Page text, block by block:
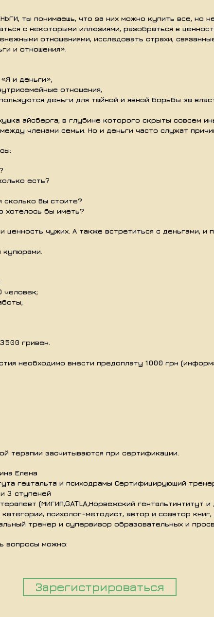
ты понимаешь, что за них можно купить все, но
с некоторыми иллюзиями, разобраться в
отношениями, исследовать страхи,
и отношения».
и деньги»,
отношения,
деньги для тайной и явной борьбы за
айсберга, в глубине которого скрыты совсем
членами семьи. Но и деньги часто служат
есть?
сколько Вы стоите?
хотелось бы иметь?
ценность чужих. А также встретиться с деньгами, и
купюрами.
человек;
гривен.
необходимо внести предоплату 1000 грн
терапии засчитываются при сертификации.
Елена
гештальта и психодрамы Сертифицирующий
3 ступеней
(МИГИП,GATLA,Норвежский гентальтинтитут и
психолог-методист, автор и соавтор
тренер и супервизор образовательных и
вопросы можно:
Зарегистрироваться